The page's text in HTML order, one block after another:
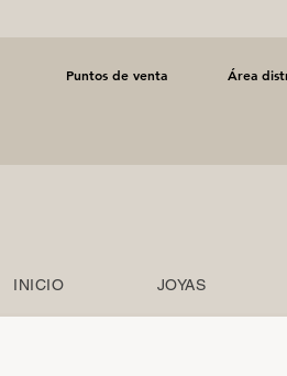
Puntos de venta Área
INICIO JOYAS